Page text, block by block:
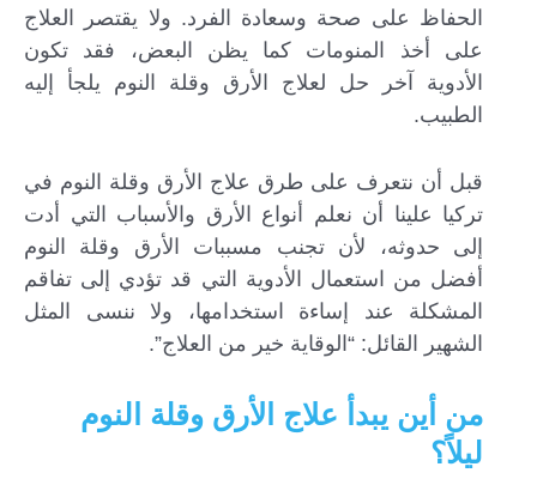
الحفاظ على صحة وسعادة الفرد. ولا يقتصر العلاج
على أخذ المنومات كما يظن البعض، فقد تكون
الأدوية آخر حل لعلاج الأرق وقلة النوم يلجأ إليه
الطبيب.
قبل أن نتعرف على طرق علاج الأرق وقلة النوم في
تركيا علينا أن نعلم أنواع الأرق والأسباب التي أدت
إلى حدوثه، لأن تجنب مسببات الأرق وقلة النوم
أفضل من استعمال الأدوية التي قد تؤدي إلى تفاقم
المشكلة عند إساءة استخدامها، ولا ننسى المثل
الشهير القائل: “الوقاية خير من العلاج”.
من أين يبدأ علاج الأرق وقلة النوم
ليلاً؟